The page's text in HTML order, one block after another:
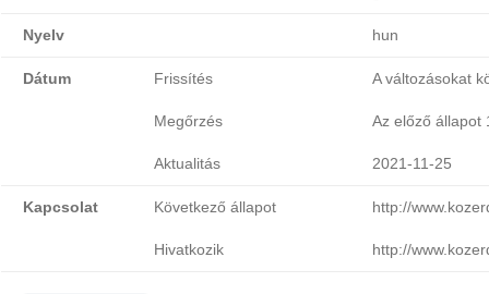
Nyelv hun
Dátum Frissítés A változásokat
Megőrzés Az előző állapot
Aktualitás 2021-11-25
Kapcsolat Következő állapot http://
Hivatkozik http://